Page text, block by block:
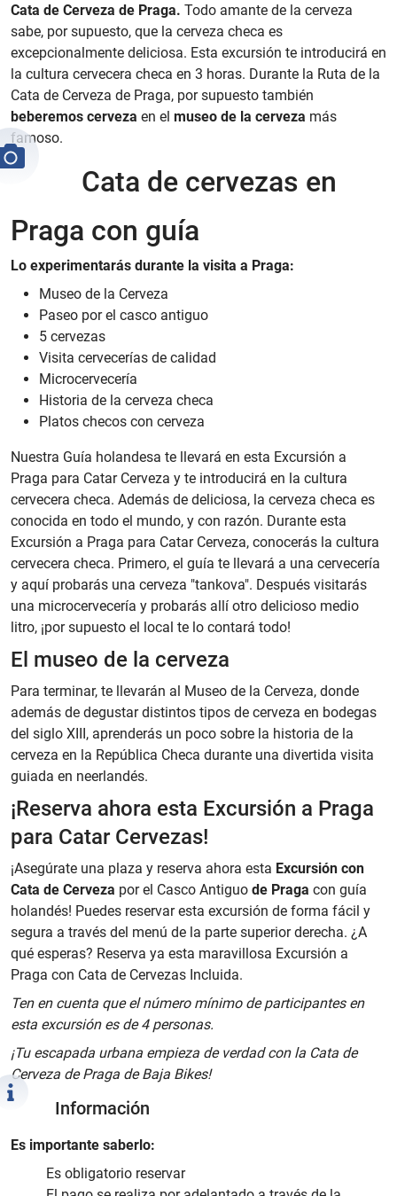
Cata de Cerveza de Praga. Todo amante de la cerveza
sabe, por supuesto, que la cerveza checa es
excepcionalmente deliciosa. Esta excursión te introducirá en
la cultura cervecera checa en 3 horas. Durante la Ruta de la
Cata de Cerveza de Praga, por supuesto también
beberemos cerveza en el museo de la cerveza más
famoso.
Cata de cervezas en
Praga con guía
Lo experimentarás durante la visita a Praga:
Museo de la Cerveza
Paseo por el casco antiguo
5 cervezas
Visita cervecerías de calidad
Microcervecería
Historia de la cerveza checa
Platos checos con cerveza
Nuestra Guía holandesa te llevará en esta Excursión a
Praga para Catar Cerveza y te introducirá en la cultura
cervecera checa. Además de deliciosa, la cerveza checa es
conocida en todo el mundo, y con razón. Durante esta
Excursión a Praga para Catar Cerveza, conocerás la cultura
cervecera checa. Primero, el guía te llevará a una cervecería
y aquí probarás una cerveza "tankova". Después visitarás
una microcervecería y probarás allí otro delicioso medio
litro, ¡por supuesto el local te lo contará todo!
El museo de la cerveza
Para terminar, te llevarán al Museo de la Cerveza, donde
además de degustar distintos tipos de cerveza en bodegas
del siglo XIII, aprenderás un poco sobre la historia de la
cerveza en la República Checa durante una divertida visita
guiada en neerlandés.
¡Reserva ahora esta Excursión a Praga
para Catar Cervezas!
¡Asegúrate una plaza y reserva ahora esta Excursión con
Cata de Cerveza por el Casco Antiguo de Praga con guía
holandés! Puedes reservar esta excursión de forma fácil y
segura a través del menú de la parte superior derecha. ¿A
qué esperas? Reserva ya esta maravillosa Excursión a
Praga con Cata de Cervezas Incluida.
Ten en cuenta que el número mínimo de participantes en
esta excursión es de 4 personas.
¡Tu escapada urbana empieza de verdad con la Cata de
Cerveza de Praga de Baja Bikes!
Información
Es importante saberlo:
Es obligatorio reservar